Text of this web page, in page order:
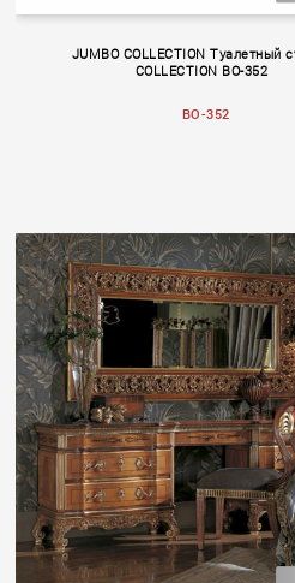
BOLERO
JUMBO COLLECTION Туалетный
COLLECTION BO-352
BO-352